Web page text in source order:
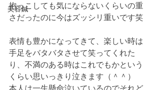
美容鍼
抱っこしても気にならないくらいの重
さだったのに今はズッシリ重いです笑
表情も豊かになってきて、楽しい時は
手足をバタバタさせて笑ってくれた
り、不満のある時はこれでもかという
くらい思いっきり泣きます（＾＾）